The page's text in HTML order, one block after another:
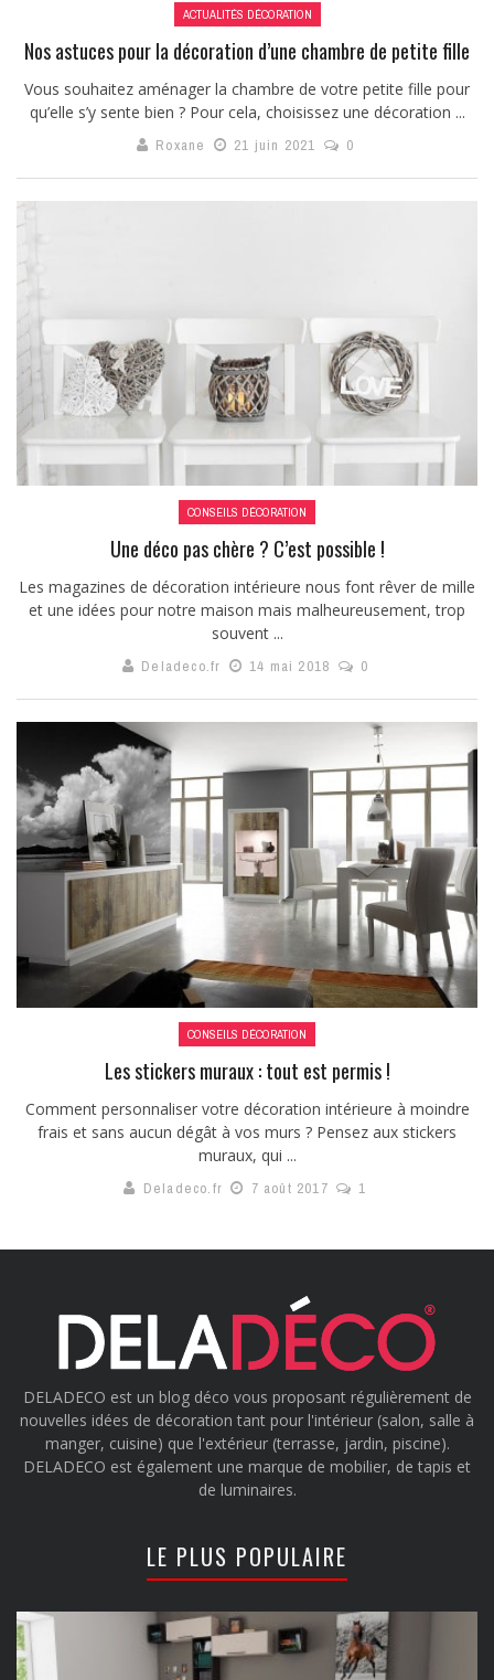
ACTUALITÉS DÉCORATION
Nos astuces pour la décoration d’une chambre de petite fille
Vous souhaitez aménager la chambre de votre petite fille pour
qu’elle s’y sente bien ? Pour cela, choisissez une décoration ...
Roxane 21 juin 2021 0
CONSEILS DÉCORATION
Une déco pas chère ? C’est possible !
Les magazines de décoration intérieure nous font rêver de mille
et une idées pour notre maison mais malheureusement, trop
souvent ...
Deladeco.fr 14 mai 2018 0
CONSEILS DÉCORATION
Les stickers muraux : tout est permis !
Comment personnaliser votre décoration intérieure à moindre
frais et sans aucun dégât à vos murs ? Pensez aux stickers
muraux, qui ...
Deladeco.fr 7 août 2017 1
DELADECO est un blog déco vous proposant régulièrement de
nouvelles idées de décoration tant pour l'intérieur (salon, salle à
manger, cuisine) que l'extérieur (terrasse, jardin, piscine).
DELADECO est également une marque de mobilier, de tapis et
de luminaires.
LE PLUS POPULAIRE